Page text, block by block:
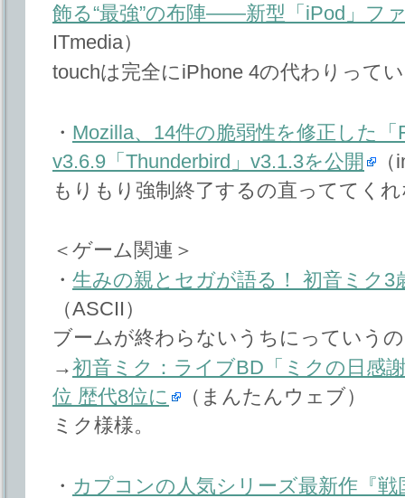
飾る“最強”の布陣――新型「iPod」フ
ITmedia）
touchは完全にiPhone 4の代わりって
・ Mozilla、14件の脆弱性を修正した「
v3.6.9「Thunderbird」v3.1.3を公開
もりもり強制終了するの直っててく
＜ゲーム関連＞
・ 生みの親とセガが語る！ 初音ミク3
（ASCII）
ブームが終わらないうちにっていう
→初音ミク：ライブBD「ミクの日感
位 歴代8位に
（まんたんウェブ）
ミク様様。
・ カプコンの人気シリーズ最新作『